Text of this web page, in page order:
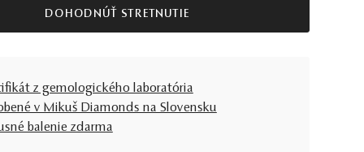
DOHODNÚŤ STRETNUTIE
z gemologického laboratória
v Mikuš Diamonds na Slovensku
balenie zdarma